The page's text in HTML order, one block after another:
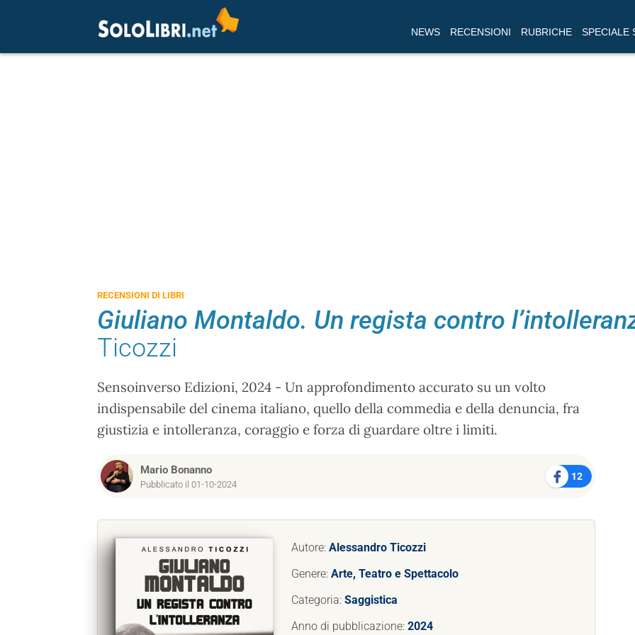
NEWS RECENSIONI RUBRICHE SPECIALE
RECENSIONI DI LIBRI
Giuliano Montaldo. Un regista contro
Ticozzi
Sensoinverso Edizioni, 2024 - Un approfondimento accurato su un volto
indispensabile del cinema italiano, quello della commedia e della denuncia, fra
giustizia e intolleranza, coraggio e forza di guardare oltre i limiti.
Mario Bonanno
Pubblicato il 01-10-2024
12
Autore: Alessandro Ticozzi
Genere: Arte, Teatro e Spettacolo
Categoria: Saggistica
Anno di pubblicazione: 2024